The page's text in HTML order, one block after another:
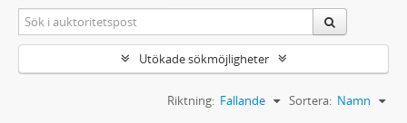
Utökade sökmöjligheter
Sortera: Namn
Riktning: Fallande